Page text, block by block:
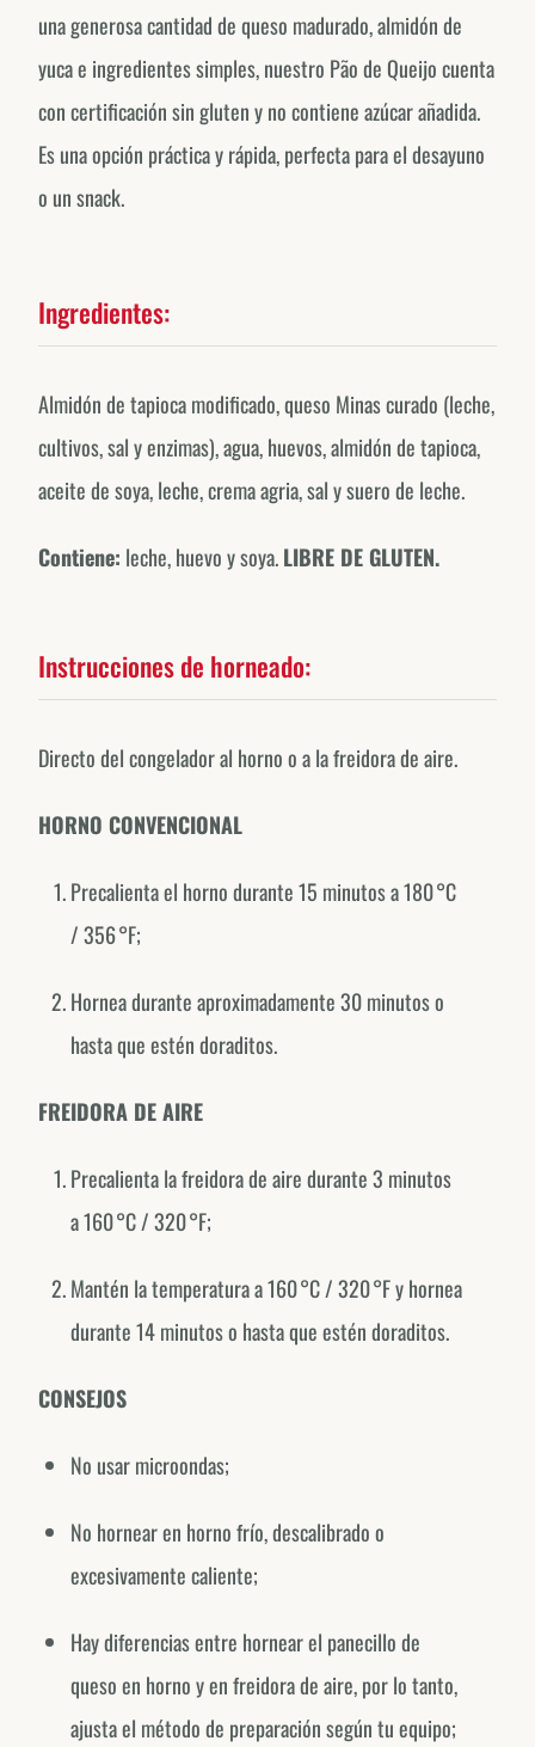
una generosa cantidad de queso madurado, almidón de
yuca e ingredientes simples, nuestro Pão de Queijo cuenta
con certificación sin gluten y no contiene azúcar añadida.
Es una opción práctica y rápida, perfecta para el desayuno
o un snack.
Ingredientes:
Almidón de tapioca modificado, queso Minas curado (leche,
cultivos, sal y enzimas), agua, huevos, almidón de tapioca,
aceite de soya, leche, crema agria, sal y suero de leche.
Contiene: leche, huevo y soya.LIBRE DE GLUTEN.
Instrucciones de horneado:
Directo del congelador al horno o a la freidora de aire.
HORNO CONVENCIONAL
Precalienta el horno durante 15 minutos a 180 °C
/ 356 °F;
Hornea durante aproximadamente 30 minutos o
hasta que estén doraditos.
FREIDORA DE AIRE
Precalienta la freidora de aire durante 3 minutos
a 160 °C / 320 °F;
Mantén la temperatura a 160 °C / 320 °F y hornea
durante 14 minutos o hasta que estén doraditos.
CONSEJOS
No usar microondas;
No hornear en horno frío, descalibrado o
excesivamente caliente;
Hay diferencias entre hornear el panecillo de
queso en horno y en freidora de aire, por lo tanto,
ajusta el método de preparación según tu equipo;
Forno de Minas around the world.
EXPLORE OUR COUNTRY-SPECIFIC PROFILES
@fornodeminascanada
@fornodeminasusa
México
@fornodeminasportugal
Uruguai
Peru
Argentina
@fornodeminasargentina